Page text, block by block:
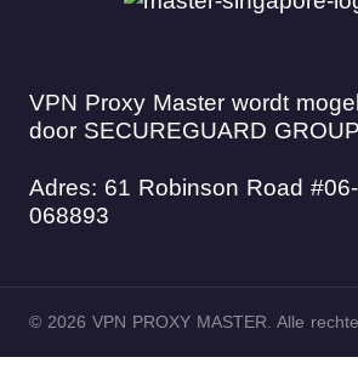
VPN Proxy Master wordt
door SECUREGUARD
Adres: 61 Robinson Road
068893
© 2026 VPN PROXY MASTER. Alle